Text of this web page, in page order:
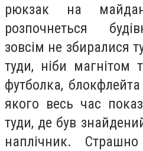
рюкзак на
розпочнеться
зовсім не збиралися
туди, ніби магнітом
футболка,
якого весь час
туди, де був
наплічник.